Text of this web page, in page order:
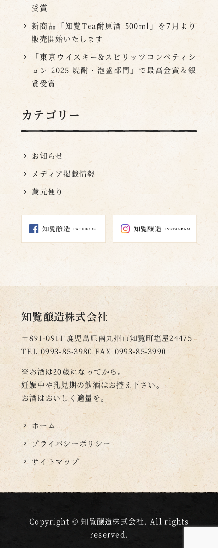
受賞
新商品「知覧Tea酎原酒 500ml」を7月より
販売開始いたします
「東京ウイスキー&スピリッツコンペティシ
ョン 2025 焼酎・泡盛部門」で最高金賞＆銀
賞受賞
カテゴリー
お知らせ
メディア掲載情報
蔵元便り
知覧醸造株式会社
〒891-0911 鹿児島県南九州市知覧町塩屋24475
TEL.0993-85-3980 FAX.0993-85-3990
※お酒は20歳になってから。
妊娠中や乳児期の飲酒はお控え下さい。
お酒はおいしく適量を。
ホーム
プライバシーポリシー
サイトマップ
Copyright © 知覧醸造株式会社. All rights
reserved.